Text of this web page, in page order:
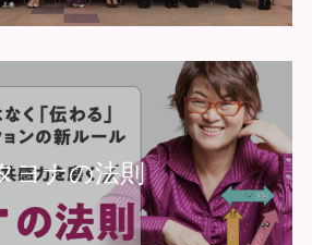
ヨナの法則